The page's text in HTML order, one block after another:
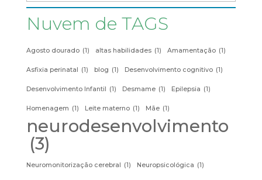
Nuvem de TAGS
Agosto dourado (1) altas habilidades (1) Amamentação (1)
Asfixia perinatal (1) blog (1) Desenvolvimento cognitivo (1)
Desenvolvimento Infantil (1) Desmame (1) Epilepsia (1)
Homenagem (1) Leite materno (1) Mãe (1)
neurodesenvolvimento
(3)
Neuromonitorização cerebral (1) Neuropsicológica (1)